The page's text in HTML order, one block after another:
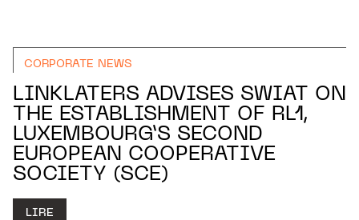
CORPORATE NEWS
LINKLATERS ADVISES SWIAT ON
THE ESTABLISHMENT OF RL1,
LUXEMBOURG’S SECOND
EUROPEAN COOPERATIVE
SOCIETY (SCE)
LIRE